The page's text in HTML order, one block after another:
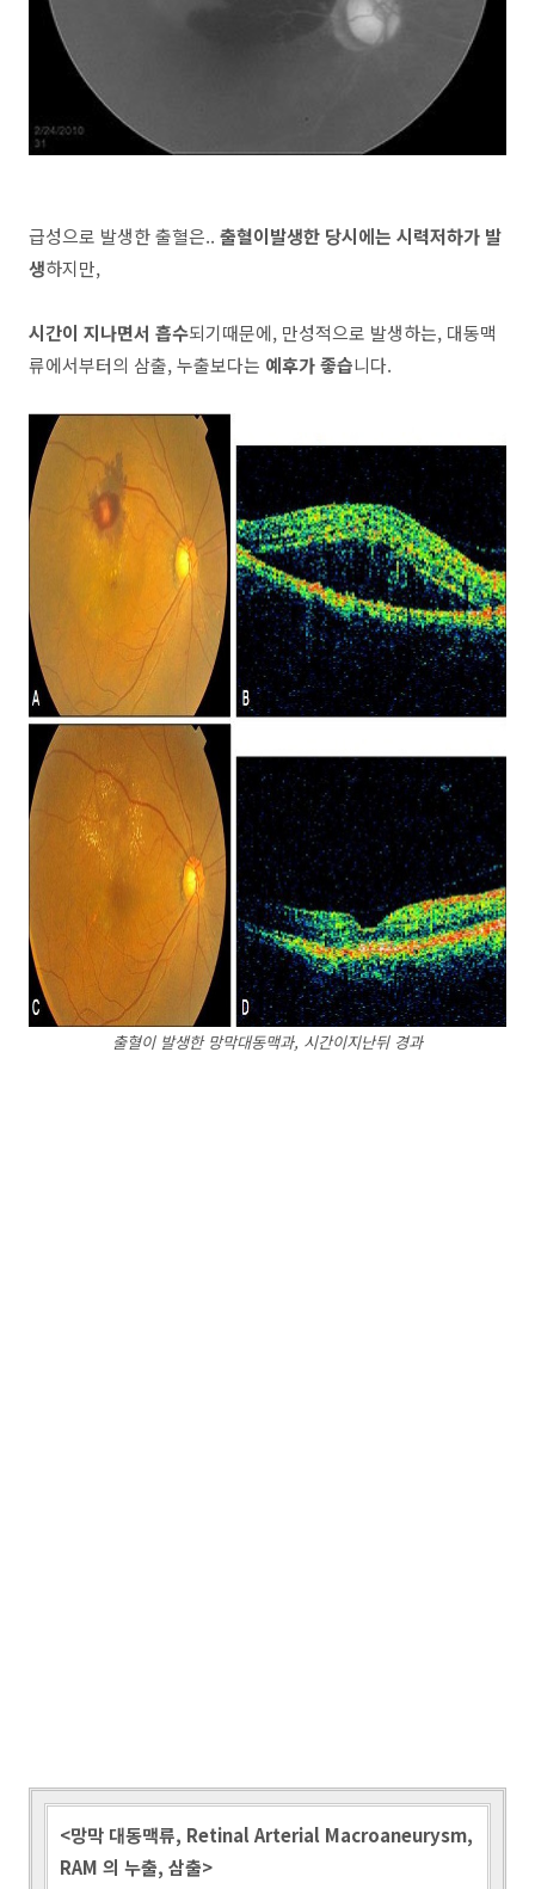
급성으로 발생한 출혈은.. 출혈이발생한 당시에는 시력저하가 발
생하지만,
시간이 지나면서 흡수되기때문에, 만성적으로 발생하는, 대동맥
류에서부터의 삼출, 누출보다는 예후가 좋습니다.
출혈이 발생한 망막대동맥과, 시간이지난뒤 경과
<망막 대동맥류, Retinal Arterial Macroaneurysm,
RAM 의 누출, 삼출>